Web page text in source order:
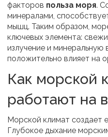
факторов польза моря.
минералами,
мышц. Таким образом,
ключевых элемента:
излучение и минеральную
положительно влияет на
Как морской
работают на
Морской климат создает
Глубокое дыхание